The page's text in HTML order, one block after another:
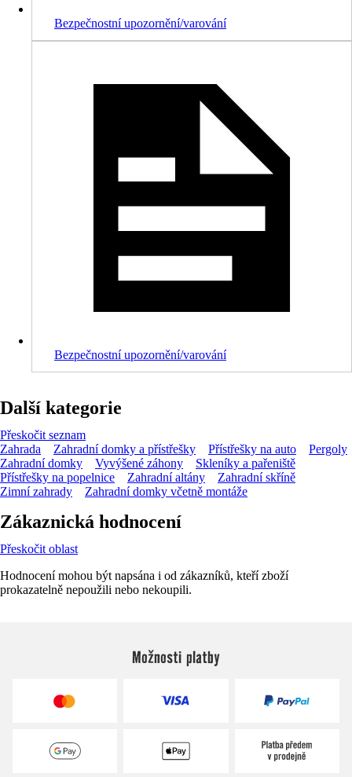
Bezpečnostní upozornění/varování
Bezpečnostní upozornění/varování
Další kategorie
Přeskočit seznam
Zahrada
Zahradní domky a přístřešky Přístřešky na auto
Pergoly
Zahradní domky
Vyvýšené záhony
Skleníky a pařeniště
Přístřešky na popelnice
Zahradní altány
Zahradní skříně
Zimní zahrady
Zahradní domky včetně montáže
Zákaznická hodnocení
Přeskočit oblast
Hodnocení mohou být napsána i od zákazníků, kteří zboží
prokazatelně nepoužili nebo nekoupili.
Možnosti platby